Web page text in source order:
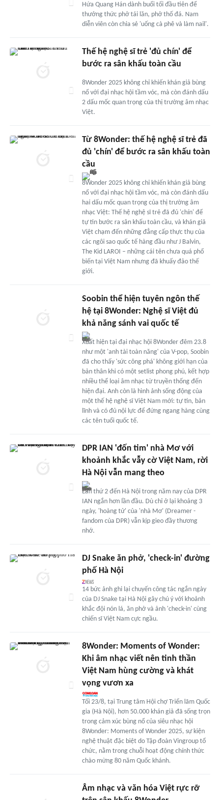
Hứa Quang Hán dành buổi tối đầu tiên để
thưởng thức phở tái lăn, phở thố đá. Nam
diễn viên còn chia sẻ 'uống cà phê và làm nail'.
Thế hệ nghệ sĩ trẻ 'đủ chín' để
bước ra sân khấu toàn cầu
8Wonder 2025 không chỉ khiến khán giả bùng
nổ với đại nhạc hội tầm vóc, mà còn đánh dấu
2 dấu mốc quan trọng của thị trường âm nhạc
Việt.
Từ 8Wonder: thế hệ nghệ sĩ trẻ đã
đủ 'chín' để bước ra sân khấu toàn
cầu
8Wonder 2025 không chỉ khiến khán giả bùng
nổ với đại nhạc hội tầm vóc, mà còn đánh dấu
hai dấu mốc quan trọng của thị trường âm
nhạc Việt: Thế hệ nghệ sĩ trẻ đã đủ 'chín' để
tự tin bước ra sân khấu toàn cầu, và khán giả
Việt chạm đến những đẳng cấp thực thụ của
các ngôi sao quốc tế hàng đầu như J Balvin,
The Kid LAROI – những cái tên chưa quá phổ
biến tại Việt Nam nhưng đã khuấy đảo thế
giới.
Soobin thể hiện tuyên ngôn thế
hệ tại 8Wonder: Nghệ sĩ Việt đủ
khả năng sánh vai quốc tế
Xuất hiện tại đại nhạc hội 8Wonder đêm 23.8
như một 'anh tài toàn năng' của V-pop, Soobin
đã cho thấy 'sức công phá' không giới hạn của
bản thân khi có một setlist phong phú, kết hợp
nhiều thể loại âm nhạc từ truyền thống đến
hiện đại. Anh còn là hình ảnh sống động của
một thế hệ nghệ sĩ Việt Nam mới: tự tin, bản
lĩnh và có đủ nội lực để đứng ngang hàng cùng
các tên tuổi quốc tế.
DPR IAN 'đốn tim' nhà Mơ với
khoảnh khắc vẫy cờ Việt Nam, rời
Hà Nội vẫn mang theo
Lần thứ 2 đến Hà Nội trong năm nay của DPR
IAN ngắn hơn lần đầu. Dù chỉ ở lại khoảng 3
ngày, 'hoàng tử' của 'nhà Mơ' (Dreamer -
fandom của DPR) vẫn kịp gieo đầy thương
nhớ.
DJ Snake ăn phở, 'check-in' đường
phố Hà Nội
14 bức ảnh ghi lại chuyến công tác ngắn ngày
của DJ Snake tại Hà Nội gây chú ý với khoảnh
khắc đội nón lá, ăn phở và ảnh 'check-in' cùng
chiến sĩ Việt Nam cực ngầu.
8Wonder: Moments of Wonder:
Khi âm nhạc viết nên tinh thần
Việt Nam hùng cường và khát
vọng vươn xa
Tối 23/8, tại Trung tâm Hội chợ Triển lãm Quốc
gia (Hà Nội), hơn 50.000 khán giả đã sống trọn
trong cảm xúc bùng nổ của siêu nhạc hội
8Wonder: Moments of Wonder 2025, sự kiện
nghệ thuật đặc biệt do Tập đoàn Vingroup tổ
chức, nằm trong chuỗi hoạt động chính thức
chào mừng 80 năm Quốc khánh.
Âm nhạc và văn hóa Việt rực rỡ